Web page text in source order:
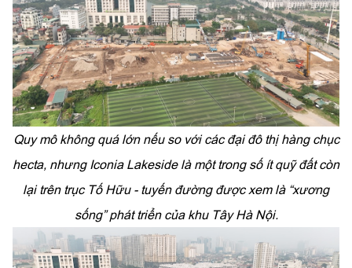
Quy mô không quá lớn nếu so với các đại đô thị hàng chục
hecta, nhưng Iconia Lakeside là một trong số ít quỹ đất còn
lại trên trục Tố Hữu - tuyến đường được xem là “xương
sống” phát triển của khu Tây Hà Nội.